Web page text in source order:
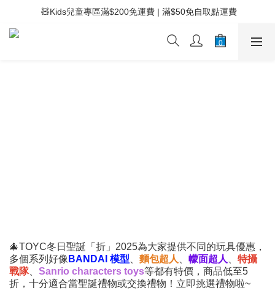
⚡滿$400免運費 | 滿$200免Easy Trade自取點運費
🧸Kids兒童專區滿$200免運費 | 滿$50免自取點運費
⚡滿$400免運費 | 滿$200免Easy Trade自取點運費
🎄TOYC冬日聖誕「折」2025為大家提供不同的玩具優惠，
多個系列好像 BANDAI 模型 麵包超人 幪面超人
特攝
戰隊、 Sanrio characters toys等都有特價，商品低至5
折，十分適合當聖誕禮物或交換禮物！立即挑選禮物啦~